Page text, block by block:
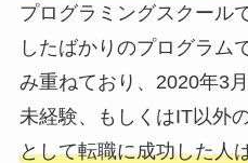
プログラミングスクール
したばかりのプログラム
み重ねており、2020年3
未経験、もしくはIT以外
として転職に成功した人